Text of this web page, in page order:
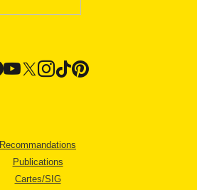
Recommandations
Publications
Cartes/SIG